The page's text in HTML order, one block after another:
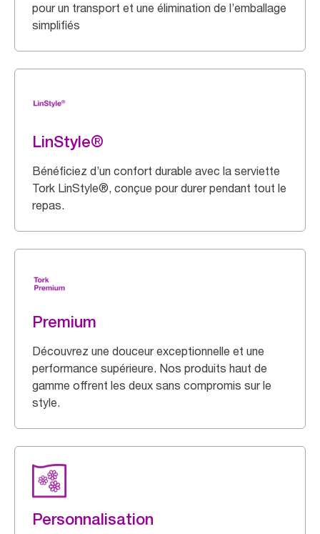
pour un transport et une élimination de l’emballage
simplifiés
LinStyle®
Bénéficiez d’un confort durable avec la serviette
Tork LinStyle®, conçue pour durer pendant tout le
repas.
Premium
Découvrez une douceur exceptionnelle et une
performance supérieure. Nos produits haut de
gamme offrent les deux sans compromis sur le
style.
Personnalisation